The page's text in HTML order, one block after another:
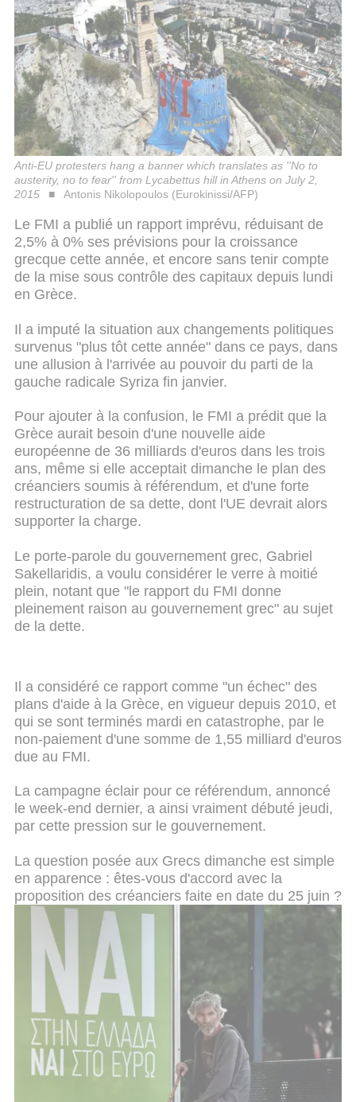
Anti-EU protesters hang a banner which translates as ''No to
austerity, no to fear'' from Lycabettus hill in Athens on July 2,
2015
Antonis Nikolopoulos (Eurokinissi/AFP)
Le FMI a publié un rapport imprévu, réduisant de
2,5% à 0% ses prévisions pour la croissance
grecque cette année, et encore sans tenir compte
de la mise sous contrôle des capitaux depuis lundi
en Grèce.
Il a imputé la situation aux changements politiques
survenus "plus tôt cette année" dans ce pays, dans
une allusion à l'arrivée au pouvoir du parti de la
gauche radicale Syriza fin janvier.
Pour ajouter à la confusion, le FMI a prédit que la
Grèce aurait besoin d'une nouvelle aide
européenne de 36 milliards d'euros dans les trois
ans, même si elle acceptait dimanche le plan des
créanciers soumis à référendum, et d'une forte
restructuration de sa dette, dont l'UE devrait alors
supporter la charge.
Le porte-parole du gouvernement grec, Gabriel
Sakellaridis, a voulu considérer le verre à moitié
plein, notant que "le rapport du FMI donne
pleinement raison au gouvernement grec" au sujet
de la dette.
Il a considéré ce rapport comme "un échec" des
plans d'aide à la Grèce, en vigueur depuis 2010, et
qui se sont terminés mardi en catastrophe, par le
non-paiement d'une somme de 1,55 milliard d'euros
due au FMI.
La campagne éclair pour ce référendum, annoncé
le week-end dernier, a ainsi vraiment débuté jeudi,
par cette pression sur le gouvernement.
La question posée aux Grecs dimanche est simple
en apparence : êtes-vous d'accord avec la
proposition des créanciers faite en date du 25 juin ?